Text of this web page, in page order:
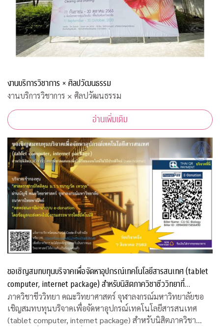
งานบริการวิชาการ × ศิลปวัฒนธรรม
งานบริการวิชาการ × ศิลปวัฒนธรรม
อ่านเพิ่มเติม
ขอเชิญสมทบทุนบริจาคเพื่อจัดหาอุปกรณ์เทคโนโลยีสารสนเทศ (tablet
computer, internet package) สำหรับนิสิตภาควิชาชีววิทยาที่
ขาดแคลน
ภาควิชาชีววิทยา คณะวิทยาศาสตร์ จุฬาลงกรณ์มหาวิทยาลัยขอ
เชิญสมทบทุนบริจาคเพื่อจัดหาอุปกรณ์เทคโนโลยีสารสนเทศ
(tablet computer, internet package) สำหรับนิสิตภาควิชา